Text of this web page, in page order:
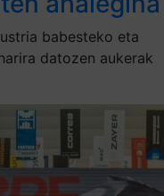
babesteko eta
datozen aukerak